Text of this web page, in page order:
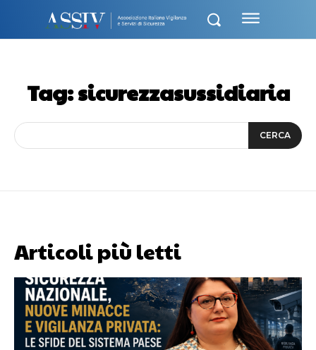
Tag:sicurezzasussidiaria
CERCA
Articoli più letti